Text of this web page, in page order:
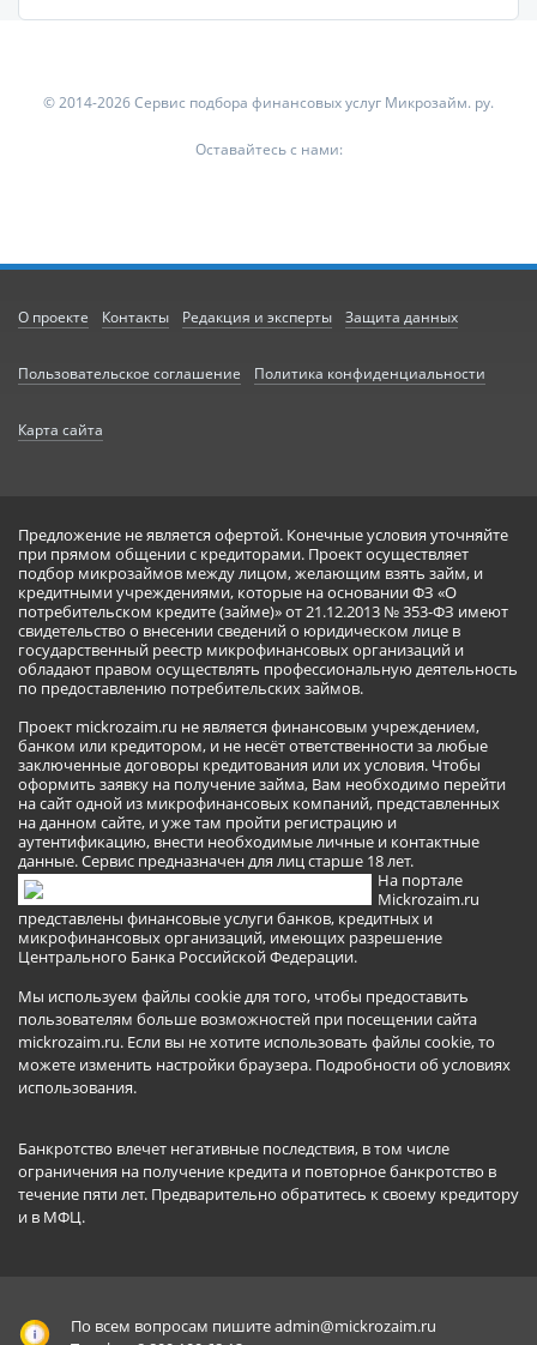
© 2014-2026 Сервис подбора финансовых услуг Микрозайм. ру.
Оставайтесь с нами:
О проекте Контакты Редакция и эксперты Защита данных
Пользовательское соглашение Политика конфиденциальности
Карта сайта
Предложение не является офертой. Конечные условия уточняйте
при прямом общении с кредиторами. Проект осуществляет
подбор микрозаймов между лицом, желающим взять займ, и
кредитными учреждениями, которые на основании ФЗ «О
потребительском кредите (займе)» от 21.12.2013 № 353-ФЗ имеют
свидетельство о внесении сведений о юридическом лице в
государственный реестр микрофинансовых организаций и
обладают правом осуществлять профессиональную деятельность
по предоставлению потребительских займов.
Проект mickrozaim.ru не является финансовым учреждением,
банком или кредитором, и не несёт ответственности за любые
заключенные договоры кредитования или их условия. Чтобы
оформить заявку на получение займа, Вам необходимо перейти
на сайт одной из микрофинансовых компаний, представленных
на данном сайте, и уже там пройти регистрацию и
аутентификацию, внести необходимые личные и контактные
данные. Сервис предназначен для лиц старше 18 лет.
На портале
Mickrozaim.ru
представлены финансовые услуги банков, кредитных и
микрофинансовых организаций, имеющих разрешение
Центрального Банка Российской Федерации.
Мы используем файлы cookie для того, чтобы предоставить
пользователям больше возможностей при посещении сайта
mickrozaim.ru. Если вы не хотите использовать файлы cookie, то
можете изменить настройки браузера. Подробности об условиях
использования.
Банкротство влечет негативные последствия, в том числе
ограничения на получение кредита и повторное банкротство в
течение пяти лет. Предварительно обратитесь к своему кредитору
и в МФЦ.
По всем вопросам пишитеadmin@mickrozaim.ru